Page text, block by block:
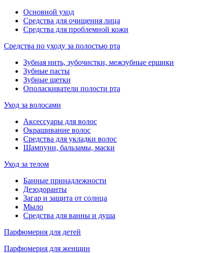
Основной уход
Средства для очищения лица
Средства для проблемной кожи
Средства по уходу за полостью рта
Зубная нить, зубочистки, межзубные ершики
Зубные пасты
Зубные щетки
Ополаскиватели полости рта
Уход за волосами
Аксессуары для волос
Окрашивание волос
Средства для укладки волос
Шампуни, бальзамы, маски
Уход за телом
Банные принадлежности
Дезодоранты
Загар и защита от солнца
Мыло
Средства для ванны и душа
Парфюмерия для детей
Парфюмерия для женщин